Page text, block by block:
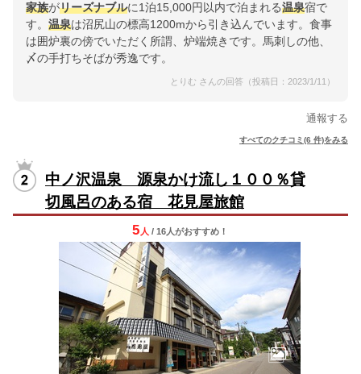
家族がリーズナブルに1泊15,000円以内で泊まれる温泉宿で
す。 温泉は沼尻山の標高1200mから引き込んでいます。食事
は囲炉裏の傍でいただく所謂、炉端焼きです。馬刺しの他、
〆の手打ちそばが秀逸です。
とりむ さんの回答（投稿日：2023/1/11）
通報する
すべてのクチコミ(6 件)をみる
中ノ沢温泉 源泉かけ流し１００％貸
切風呂のある宿 花見屋旅館
5 人 / 16人がおすすめ！